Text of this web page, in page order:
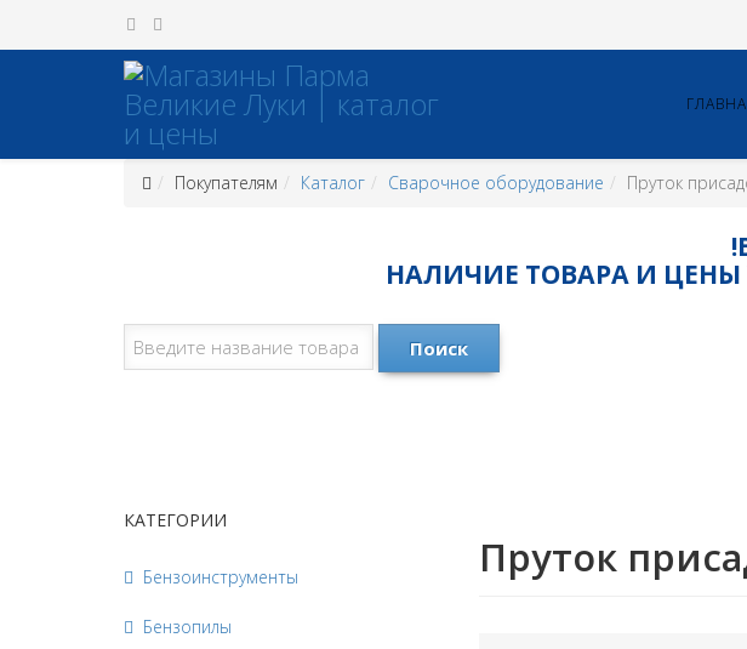
Покупателям Каталог Сварочное оборудование Пруток
НАЛИЧИЕ ТОВАРА И ЦЕНЫ
Поиск
КАТЕГОРИИ
Бензоинструменты
Бензопилы
Пруток